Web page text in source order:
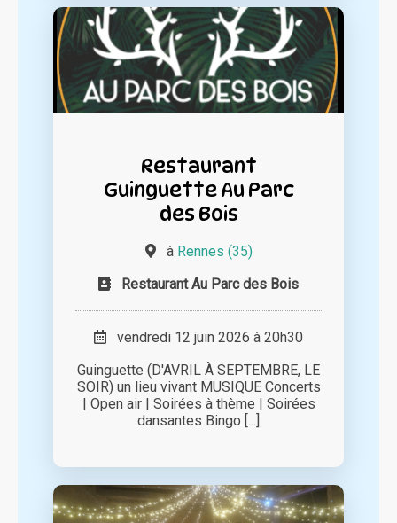
Restaurant
Guinguette Au Parc
des Bois
à Rennes (35)
Restaurant Au Parc des Bois
vendredi 12 juin 2026 à 20h30
Guinguette (D'AVRIL À SEPTEMBRE, LE
SOIR) un lieu vivant MUSIQUE Concerts
| Open air | Soirées à thème | Soirées
dansantes Bingo [...]